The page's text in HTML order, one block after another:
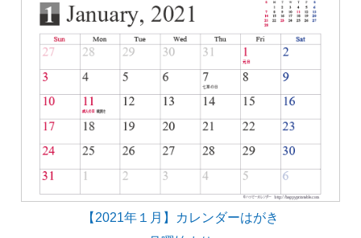
【2021年１月】カレンダーはがき